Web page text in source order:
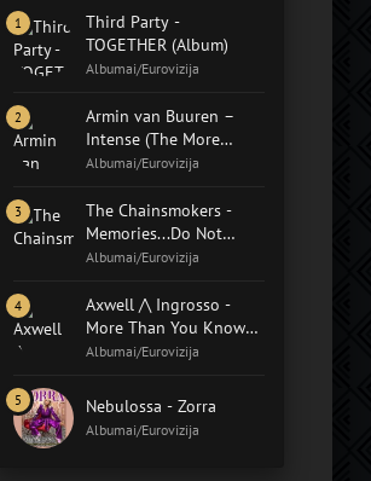
Third Party -
TOGETHER (Album)
Albumai/Eurovizija
Armin van Buuren –
Intense (The More
Intense Edition)
Albumai/Eurovizija
The Chainsmokers -
Memories...Do Not
Open (Album)
Albumai/Eurovizija
Axwell /\ Ingrosso -
More Than You Know
(Album)
Albumai/Eurovizija
Nebulossa - Zorra
Albumai/Eurovizija